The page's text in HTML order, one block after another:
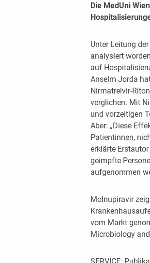
Die MedUni
Unter Leitung
analysiert
auf
Anselm Jorda
Nirmatrelvir-
verglichen. Mit
und vorzeitigen
Aber: „Diese
Patientinnen,
erklärte
geimpfte
aufgenommen
Molnupiravir
vom Markt
Microbiology